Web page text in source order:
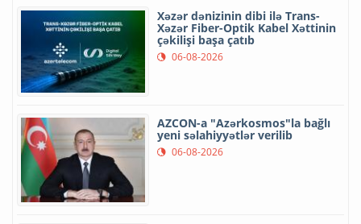
Xəzər dənizinin dibi ilə Trans-
Xəzər Fiber-Optik Kabel Xəttinin
çəkilişi başa çatıb
06-08-2026
AZCON-a "Azərkosmos"la bağlı
yeni səlahiyyətlər verilib
06-08-2026